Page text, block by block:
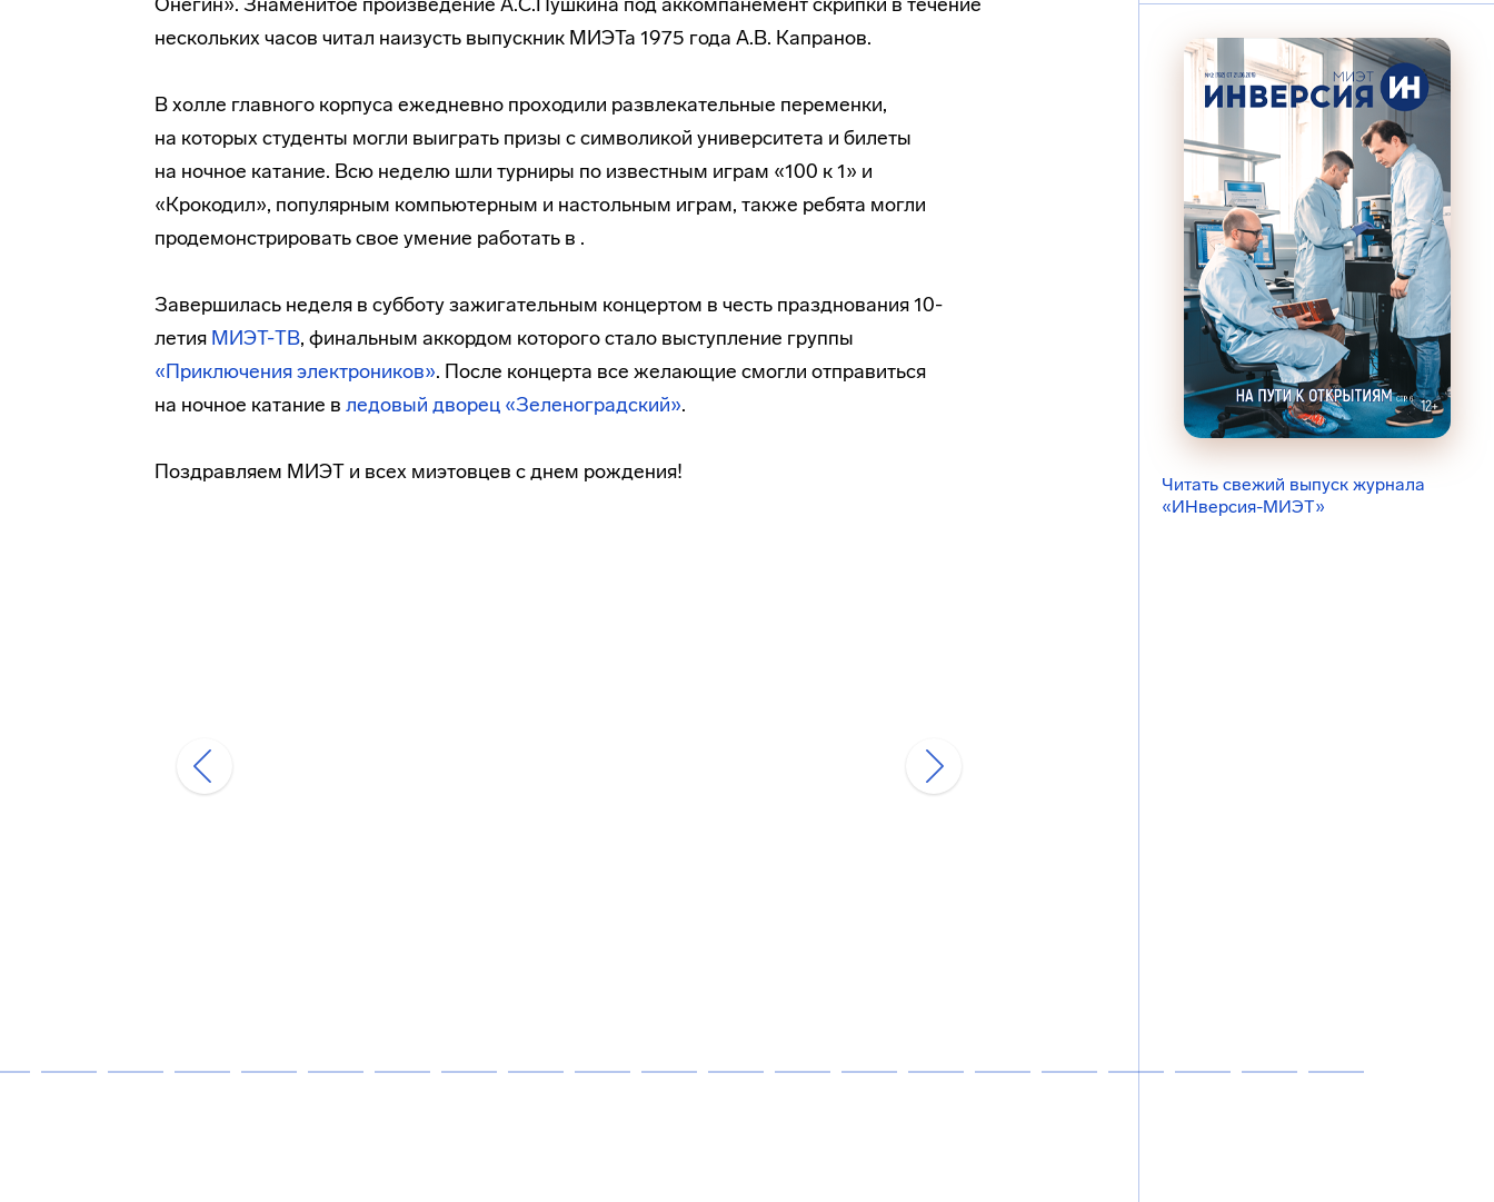
нескольких часов читал наизусть выпускник МИЭТа 1975 года А.В. Капранов.
В холле главного корпуса ежедневно проходили развлекательные переменки,
на которых студенты могли выиграть призы с символикой университета и билеты
на ночное катание. Всю неделю шли турниры по известным играм «100 к 1» и
«Крокодил», популярным компьютерным и настольным играм, также ребята могли
продемонстрировать свое умение работать в .
Завершилась неделя в субботу зажигательным концертом в честь празднования 10-
летия МИЭТ-ТВ, финальным аккордом которого стало выступление группы
«Приключения электроников». После концерта все желающие смогли отправиться
на ночное катание в ледовый дворец «Зеленоградский».
Поздравляем МИЭТ и всех миэтовцев с днем рождения!
Читать свежий выпуск журнала
«ИНверсия-МИЭТ»